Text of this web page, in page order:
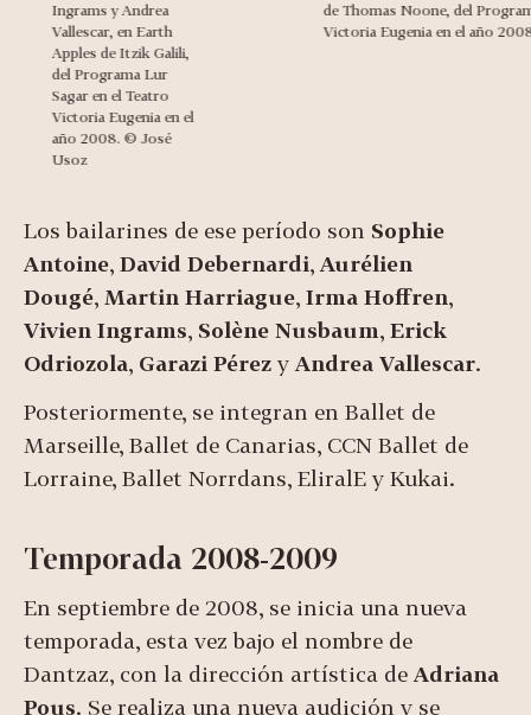
Ingrams y Andrea
Vallescar, en Earth
Apples de Itzik Galili,
del Programa Lur
Sagar en el Teatro
Victoria Eugenia en el
año 2008. © José
Usoz
de Thomas Noone, del
Victoria Eugenia en el año
Los bailarines de ese período son Sophie
Antoine, David Debernardi, Aurélien
Dougé, Martin Harriague, Irma Hoffren,
Vivien Ingrams, Solène Nusbaum, Erick
Odriozola, Garazi Pérez y Andrea Vallescar.
Posteriormente, se integran en Ballet de
Marseille, Ballet de Canarias, CCN Ballet de
Lorraine, Ballet Norrdans, EliralE y Kukai.
Temporada 2008-2009
En septiembre de 2008, se inicia una nueva
temporada, esta vez bajo el nombre de
Dantzaz, con la dirección artística de Adriana
Pous. Se realiza una nueva audición y se